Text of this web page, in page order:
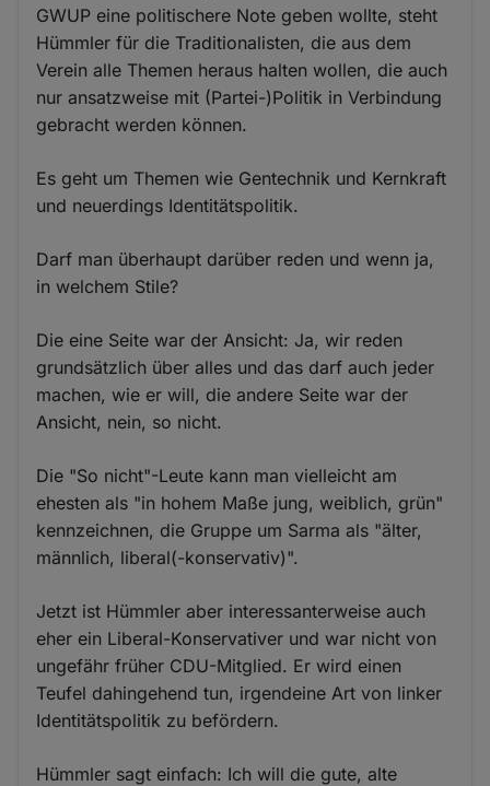
GWUP eine politischere Note geben wollte, steht
Hümmler für die Traditionalisten, die aus dem
Verein alle Themen heraus halten wollen, die auch
nur ansatzweise mit (Partei-)Politik in Verbindung
gebracht werden können.
Es geht um Themen wie Gentechnik und Kernkraft
und neuerdings Identitätspolitik.
Darf man überhaupt darüber reden und wenn ja,
in welchem Stile?
Die eine Seite war der Ansicht: Ja, wir reden
grundsätzlich über alles und das darf auch jeder
machen, wie er will, die andere Seite war der
Ansicht, nein, so nicht.
Die "So nicht"-Leute kann man vielleicht am
ehesten als "in hohem Maße jung, weiblich, grün"
kennzeichnen, die Gruppe um Sarma als "älter,
männlich, liberal(-konservativ)".
Jetzt ist Hümmler aber interessanterweise auch
eher ein Liberal-Konservativer und war nicht von
ungefähr früher CDU-Mitglied. Er wird einen
Teufel dahingehend tun, irgendeine Art von linker
Identitätspolitik zu befördern.
Hümmler sagt einfach: Ich will die gute, alte